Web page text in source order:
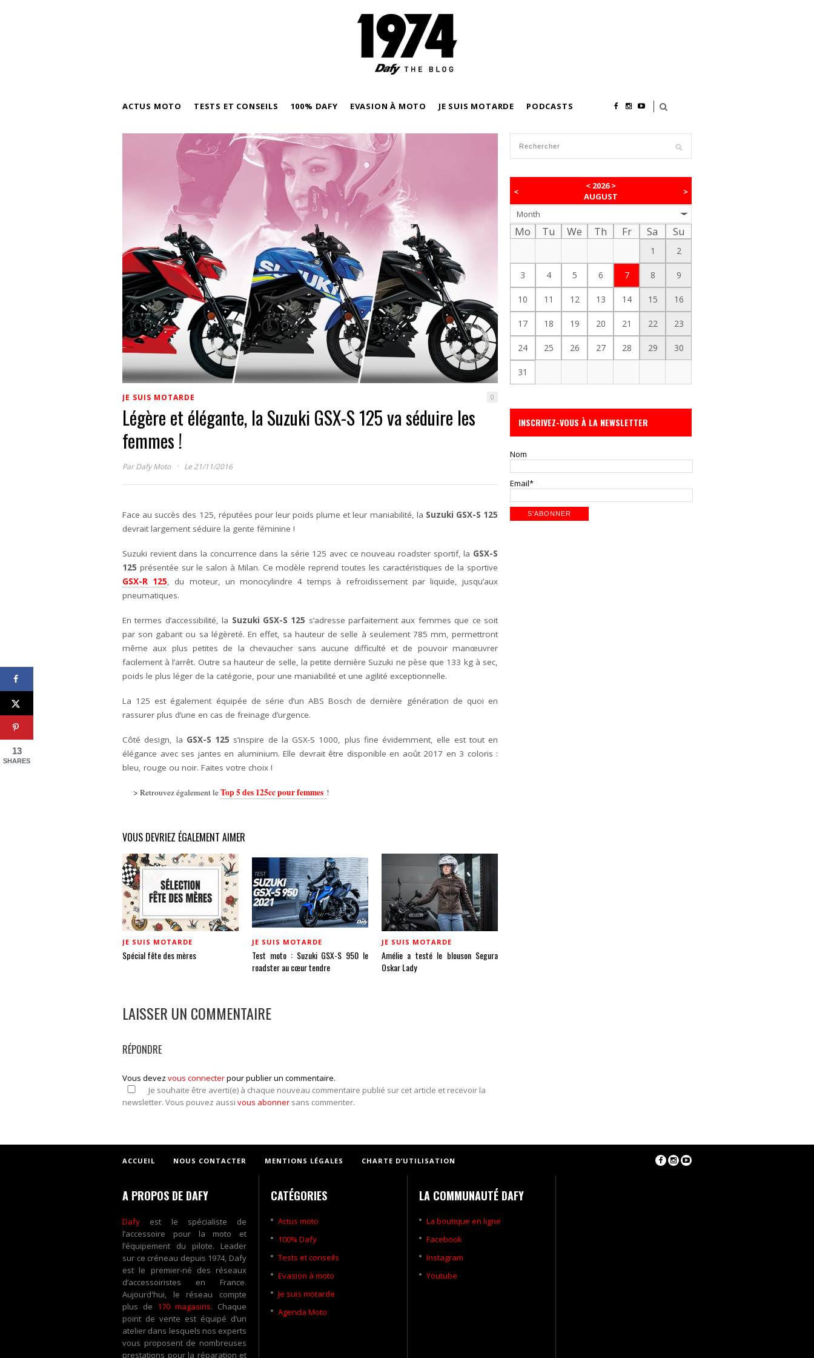
ACTUS MOTO TESTS ET CONSEILS 100% DAFY EVASION À MOTO JE SUIS MOTARDE PODCASTS
JE SUIS MOTARDE 0
Légère et élégante, la Suzuki GSX-S 125 va séduire les
femmes !
ParDafy Moto · Le 21/11/2016
Face au succès des 125, réputées pour leur poids plume et leur maniabilité, la Suzuki GSX-S 125
devrait largement séduire la gente féminine !
Suzuki revient dans la concurrence dans la série 125 avec ce nouveau roadster sportif, la GSX-S
125 présentée sur le salon à Milan. Ce modèle reprend toutes les caractéristiques de la sportive
GSX-R 125, du moteur, un monocylindre 4 temps à refroidissement par liquide, jusqu’aux
pneumatiques.
En termes d’accessibilité, la Suzuki GSX-S 125 s’adresse parfaitement aux femmes que ce soit
par son gabarit ou sa légèreté. En effet, sa hauteur de selle à seulement 785 mm, permettront
même aux plus petites de la chevaucher sans aucune difficulté et de pouvoir manœuvrer
facilement à l’arrêt. Outre sa hauteur de selle, la petite dernière Suzuki ne pèse que 133 kg à sec,
poids le plus léger de la catégorie, pour une maniabilité et une agilité exceptionnelle.
La 125 est également équipée de série d’un ABS Bosch de dernière génération de quoi en
rassurer plus d’une en cas de freinage d’urgence.
Côté design, la GSX-S 125 s’inspire de la GSX-S 1000, plus fine évidemment, elle est tout en
élégance avec ses jantes en aluminium. Elle devrait être disponible en août 2017 en 3 coloris :
bleu, rouge ou noir. Faites votre choix !
> Retrouvez également leTop 5 des 125cc pour femmes !
VOUS DEVRIEZ ÉGALEMENT AIMER
JE SUIS MOTARDE
Spécial fête des mères
JE SUIS MOTARDE
Test moto : Suzuki GSX-S 950 le
roadster au cœur tendre
JE SUIS MOTARDE
Amélie a testé le blouson Segura
Oskar Lady
LAISSER UN COMMENTAIRE
RÉPONDRE
Vous devez vous connecterpour publier un commentaire.
Je souhaite être averti(e) à chaque nouveau commentaire publié sur cet article et recevoir la
newsletter. Vous pouvez aussi vous abonner sans commenter.
<
< 2026>
AUGUST
>
Month
Mo Tu We Th Fr Sa Su
1 2
3 4 5 6 7 8 9
10 11 12 13 14 15 16
17 18 19 20 21 22 23
24 25 26 27 28 29 30
31
INSCRIVEZ-VOUS À LA NEWSLETTER
Nom
Email*
ACCUEIL NOUS CONTACTER MENTIONS LÉGALES CHARTE D’UTILISATION
A PROPOS DE DAFY
Dafy est le spécialiste de
l’accessoire pour la moto et
l’équipement du pilote. Leader
sur ce créneau depuis 1974, Dafy
est le premier-né des réseaux
d’accessoiristes en France.
Aujourd'hui, le réseau compte
plus de 170 magasins. Chaque
point de vente est équipé d’un
atelier dans lesquels nos experts
vous proposent de nombreuses
prestations pour la réparation et
CATÉGORIES
Actus moto
100% Dafy
Tests et conseils
Evasion à moto
Je suis motarde
Agenda Moto
LA COMMUNAUTÉ DAFY
La boutique en ligne
Facebook
Instagram
Youtube
13
SHARES